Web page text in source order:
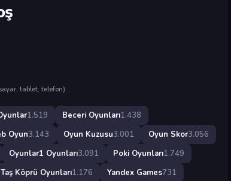
tablet, telefon)
1.519 Beceri Oyunları1.438
Oyun3.143 Oyun Kuzusu3.001 Oyun Skor3.056
Oyunlar1 Oyunları3.091 Poki Oyunları1.749
Taş Köprü Oyunları1.176 Yandex Games731